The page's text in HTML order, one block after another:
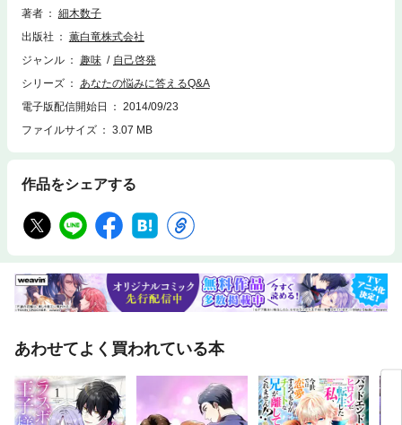
いことから、多くの悩みがスタートしているのです。いうまでもなく人間
て子どもを産み、家庭を形成し、その家庭は社会とかかわりあって、周囲
の人にいろいろな影響をおよぼしながら生きていきます。そのかかわりあ
す。いわば愛しているがゆえに憎しみが生まれるのですから、これは人間
の“業”といってもいいでしょう。夫に愛人ができ、私にも好きな人ができ
たので離婚したい／長男の妊娠後、夫婦関係がない／夫の実家との関係が
しっくりいかない／子離れしない姑とマザコン夫に悩んでいます／大殺界
どもの兄弟仲が悪くて口もききません
著者
細木数子
出版社
薫白竜株式会社
ジャンル
趣味
自己啓発
シリーズ
あなたの悩みに答えるQ&A
電子版配信開始日
2014/09/23
ファイルサイズ
3.07 MB
作品をシェアする
あわせてよく買われている本